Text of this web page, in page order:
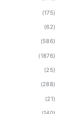
(175)
(62)
(586)
(1876)
(25)
(288)
(21)